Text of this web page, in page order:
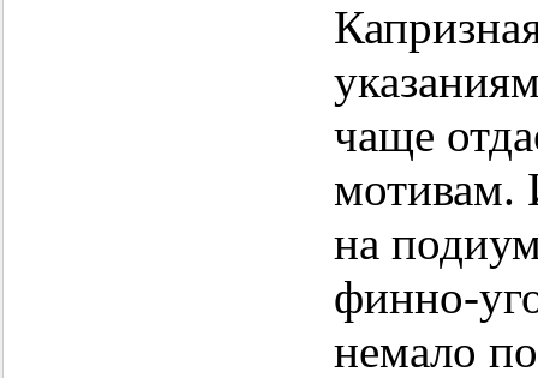
чаще
мотивам.
на
финно-
немало